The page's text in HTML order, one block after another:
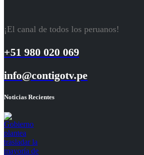
¡El canal de todos los peruanos!
+51 980 020 069
info@contigotv.pe
Noticias Recientes